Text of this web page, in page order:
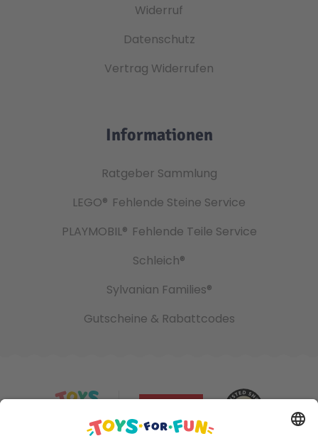
Widerruf
Datenschutz
Vertrag Widerrufen
Informationen
Ratgeber Sammlung
LEGO® Fehlende Steine Service
PLAYMOBIL® Fehlende Teile Service
Schleich®
Sylvanian Families®
Gutscheine & Rabattcodes